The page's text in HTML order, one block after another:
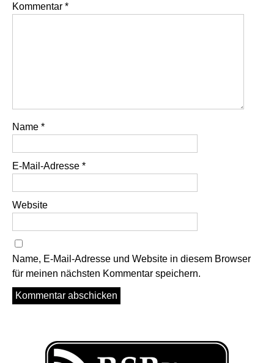
Kommentar *
Name *
E-Mail-Adresse *
Website
Name, E-Mail-Adresse und Website in diesem Browser
für meinen nächsten Kommentar speichern.